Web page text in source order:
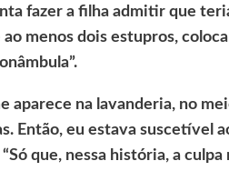
fazer a filha admitir que
menos dois estupros,
aparece na lavanderia, no
Então, eu estava suscetível
que, nessa história, a